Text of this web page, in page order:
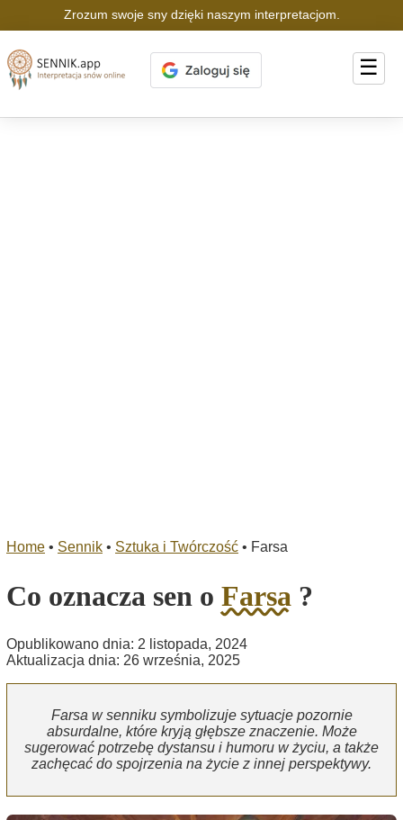
Zrozum swoje sny dzięki naszym interpretacjom.
☰
Home • Sennik • Sztuka i Twórczość • Farsa
Co oznacza sen o Farsa ?
Opublikowano dnia: 2 listopada, 2024
Aktualizacja dnia: 26 września, 2025
Farsa w senniku symbolizuje sytuacje pozornie
absurdalne, które kryją głębsze znaczenie. Może
sugerować potrzebę dystansu i humoru w życiu, a także
zachęcać do spojrzenia na życie z innej perspektywy.